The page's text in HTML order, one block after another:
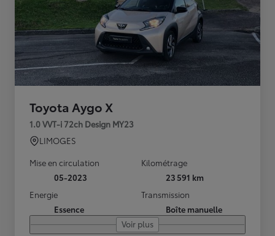
Toyota Aygo X
1.0 VVT-i 72ch Design MY23
LIMOGES
Mise en circulation
05-2023
Kilométrage
23 591 km
Energie
Essence
Transmission
Boîte manuelle
Voir plus